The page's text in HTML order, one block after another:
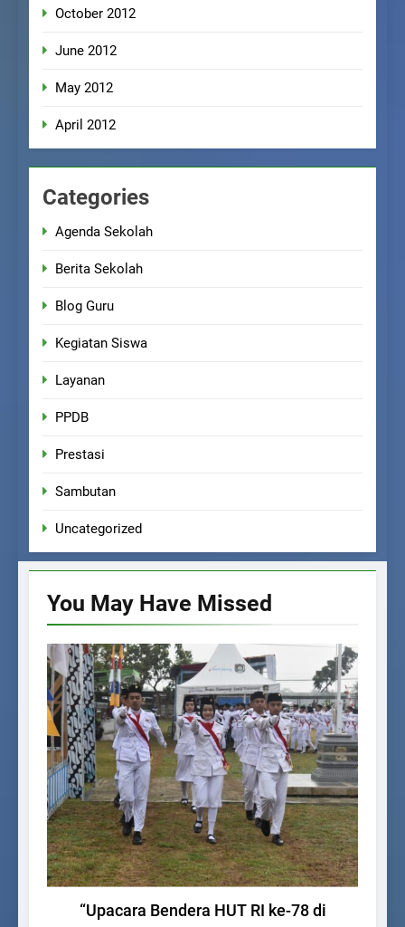
October 2012
June 2012
May 2012
April 2012
Categories
Agenda Sekolah
Berita Sekolah
Blog Guru
Kegiatan Siswa
Layanan
PPDB
Prestasi
Sambutan
Uncategorized
You May Have Missed
BERITA SEKOLAH
“Upacara Bendera HUT RI ke-78 di